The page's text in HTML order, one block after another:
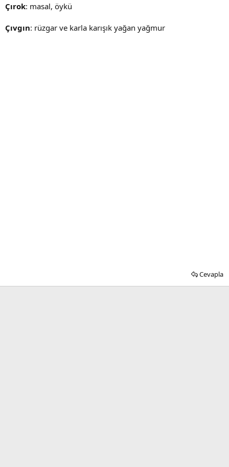
Çırok: masal, öykü
Çıvgın: rüzgar ve karla karışık yağan yağmur
Cevapla